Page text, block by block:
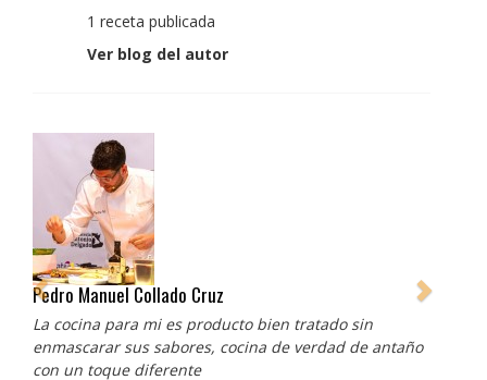
1 receta publicada
Ver blog del autor
Pedro Manuel Collado Cruz
La cocina para mi es producto bien tratado sin
enmascarar sus sabores, cocina de verdad de antaño
con un toque diferente